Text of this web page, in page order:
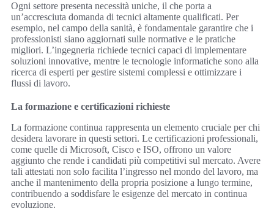
Ogni settore presenta necessità uniche, il che porta a
un’accresciuta domanda di tecnici altamente qualificati. Per
esempio, nel campo della sanità, è fondamentale garantire che i
professionisti siano aggiornati sulle normative e le pratiche
migliori. L’ingegneria richiede tecnici capaci di implementare
soluzioni innovative, mentre le tecnologie informatiche sono alla
ricerca di esperti per gestire sistemi complessi e ottimizzare i
flussi di lavoro.
La formazione e certificazioni richieste
La formazione continua rappresenta un elemento cruciale per chi
desidera lavorare in questi settori. Le certificazioni professionali,
come quelle di Microsoft, Cisco e ISO, offrono un valore
aggiunto che rende i candidati più competitivi sul mercato. Avere
tali attestati non solo facilita l’ingresso nel mondo del lavoro, ma
anche il mantenimento della propria posizione a lungo termine,
contribuendo a soddisfare le esigenze del mercato in continua
evoluzione.